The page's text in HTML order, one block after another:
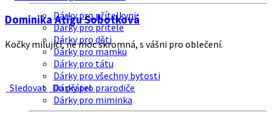
Dárky pro přítelkyni
Dárky pro přítele
Dárky pro děti
Dárky pro mamku
Dárky pro tátu
Dárky pro všechny bytosti
Dárky pro prarodiče
Dárky pro miminka
Dominika Atigu Sobotková
Kočky milující, ne moc skromná, s vášni pro oblečení.
Sledovat Do přátel